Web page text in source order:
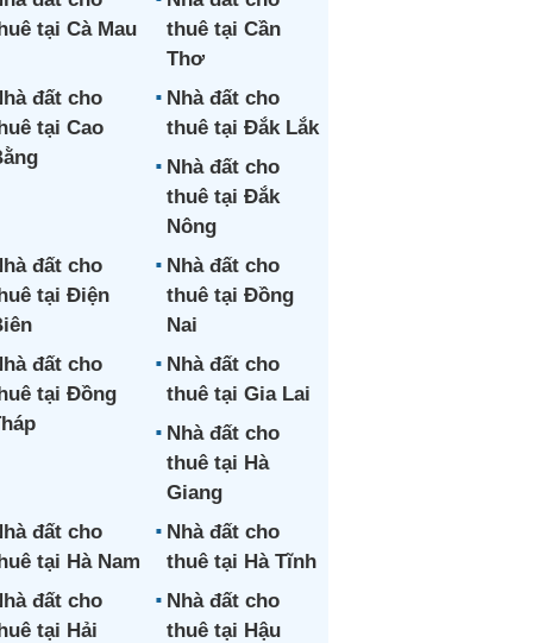
tại Cà Mau
thuê tại Cần
Thơ
đất cho
tại Cao
Nhà đất cho
thuê tại Đắk Lắk
Nhà đất cho
thuê tại Đắk
Nông
đất cho
tại Điện
Nhà đất cho
thuê tại Đồng
Nai
đất cho
tại Đồng
Nhà đất cho
thuê tại Gia Lai
Nhà đất cho
thuê tại Hà
Giang
đất cho
tại Hà Nam
Nhà đất cho
thuê tại Hà Tĩnh
đất cho
tại Hải
Nhà đất cho
thuê tại Hậu